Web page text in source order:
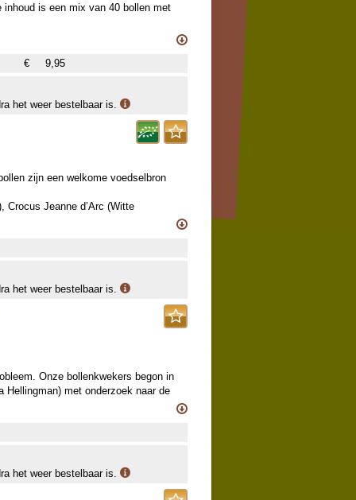
is een mix van 40 bollen met
€
9,95
het weer bestelbaar is.
zijn een welkome voedselbron
Crocus Jeanne d’Arc (Witte
Crocus King of the Striped (Blauw-
Puschkinia libanotica
Sailboat (wit-geel Botanische
het weer bestelbaar is.
Onze bollenkwekers begon in
Hellingman) met onderzoek naar de
van de natuurlijke vijanden van de
rond de eikenbomen.
krokussen, blauwe druifjes,
en de koolmees gelokt,
het weer bestelbaar is.